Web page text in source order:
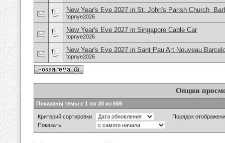
New Year's Eve 2027 in St. John's Parish Church,
topnye2026
New Year's Eve 2027 in Singapore Cable Car
topnye2026
New Year's Eve 2027 in Sant Pau Art Nouveau
topnye2026
Опции
Показаны темы с 1 по 20 из 669
Критерий сортировки
Порядок
Показать